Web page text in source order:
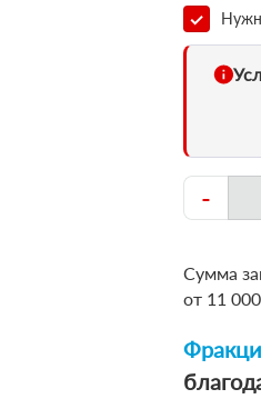
-
Сумма
от 11